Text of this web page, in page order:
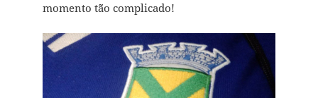
momento t˜ão complicado!